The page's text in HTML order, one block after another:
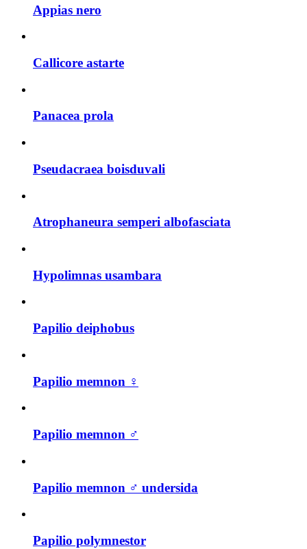
Appias nero
Callicore astarte
Panacea prola
Pseudacraea boisduvali
Atrophaneura semperi albofasciata
Hypolimnas usambara
Papilio deiphobus
Papilio memnon ♀
Papilio memnon ♂
Papilio memnon ♂ undersida
Papilio polymnestor